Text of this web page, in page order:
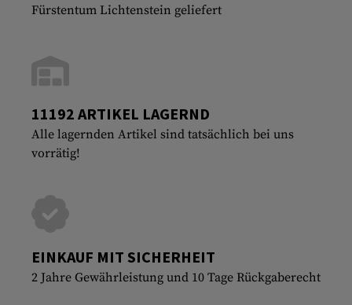
Fürstentum Lichtenstein geliefert
11192 ARTIKEL LAGERND
Alle lagernden Artikel sind tatsächlich bei uns
vorrätig!
EINKAUF MIT SICHERHEIT
2 Jahre Gewährleistung und 10 Tage Rückgaberecht